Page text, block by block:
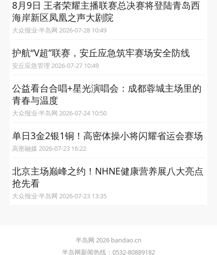
8月9日 王者荣耀主播联赛总决赛将登陆青岛西
海岸新区凤凰之声大剧院
大众报业·半岛网 2026-07-28 10:49
护航“V超”联赛，安丘应急筑牢赛场安全防线
安丘应急管理 2026-07-27 10:49
公益看台合唱+星光演唱会：成都蓉城主场里的
青春与温度
大众报业·半岛网 2026-07-24 10:50
单日3金2银1铜！高密体操小将闪耀省运会赛场
高密融媒 2026-07-23 16:22
北京主场巅峰之约！NHNE健康营养展八大亮点
抢先看
大众报业·半岛网 2026-07-23 13:35
半岛网 2026 bandao.cn
半岛网新闻热线：0532-80889182